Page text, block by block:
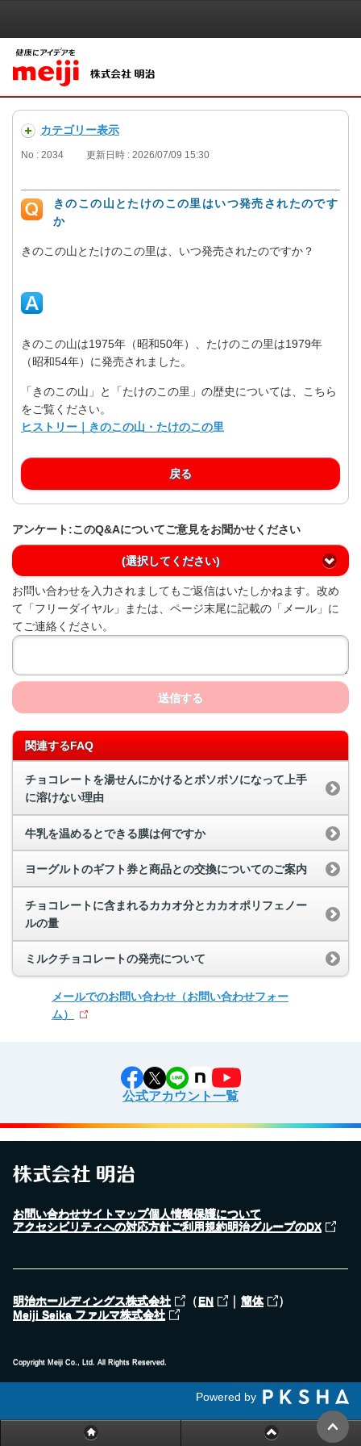
カテゴリー表示
No : 2034 更新日時 : 2026/07/09 15:30
きのこの山とたけのこの里はいつ発売されたのです
か
きのこの山とたけのこの里は、いつ発売されたのですか？
きのこの山は1975年（昭和50年）、たけのこの里は1979年
（昭和54年）に発売されました。
「きのこの山」と「たけのこの里」の歴史については、こちら
をご覧ください。
ヒストリー｜きのこの山・たけのこの里
戻る
アンケート:このQ&Aについてご意見をお聞かせください
(選択してください)
お問い合わせを入力されましてもご返信はいたしかねます。改め
て「フリーダイヤル」または、ページ末尾に記載の「メール」に
てご連絡ください。
送信する
関連するFAQ
チョコレートを湯せんにかけるとボソボソになって上手
に溶けない理由
牛乳を温めるとできる膜は何ですか
ヨーグルトのギフト券と商品との交換についてのご案内
チョコレートに含まれるカカオ分とカカオポリフェノー
ルの量
ミルクチョコレートの発売について
メールでのお問い合わせ （お問い合わせフォー
ム）
公式アカウント一覧
お問い合わせサイトマップ個人情報保護について
アクセシビリティへの対応方針ご利用規約明治グループのDX
明治ホールディングス株式会社 （EN ｜ 簡体 ）
Meiji Seika ファルマ株式会社
Copyright Meiji Co., Ltd. All Rights Reserved.
Powered by